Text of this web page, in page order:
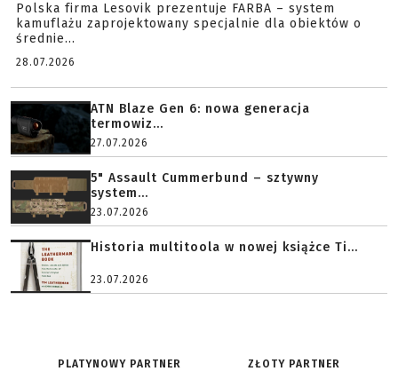
Polska firma Lesovik prezentuje FARBA – system
kamuflażu zaprojektowany specjalnie dla obiektów o
średnie...
28.07.2026
ATN Blaze Gen 6: nowa generacja
termowiz...
27.07.2026
5" Assault Cummerbund – sztywny
system...
23.07.2026
Historia multitoola w nowej książce Ti...
23.07.2026
PLATYNOWY PARTNER ZŁOTY PARTNER